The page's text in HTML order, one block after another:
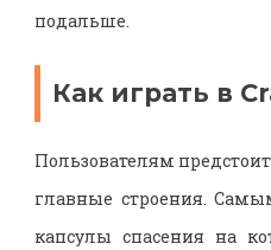
подальше.
Как играть в
Пользователям
главные строения.
капсулы спасения на